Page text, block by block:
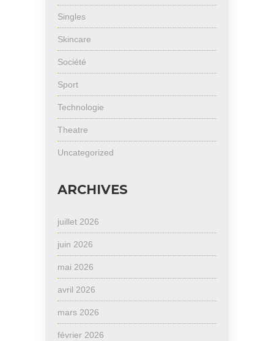
Singles
Skincare
Société
Sport
Technologie
Theatre
Uncategorized
ARCHIVES
juillet 2026
juin 2026
mai 2026
avril 2026
mars 2026
février 2026